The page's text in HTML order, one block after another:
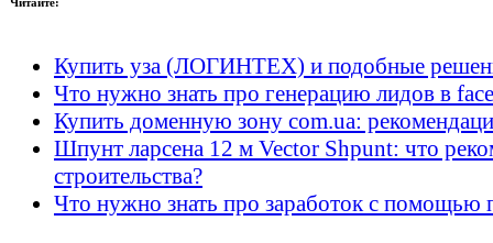
Купить уза (ЛОГИНТЕХ) и подобные
Что нужно знать про генерацию лидов в
Купить доменную зону com.ua:
Шпунт ларсена 12 м Vector Shpunt: что
строительства?
Что нужно знать про заработок с помощью